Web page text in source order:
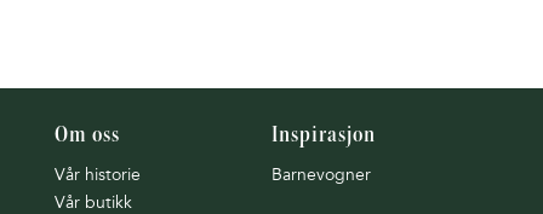
Om oss
Vår historie
Vår butikk
Inspirasjon
Barnevogner